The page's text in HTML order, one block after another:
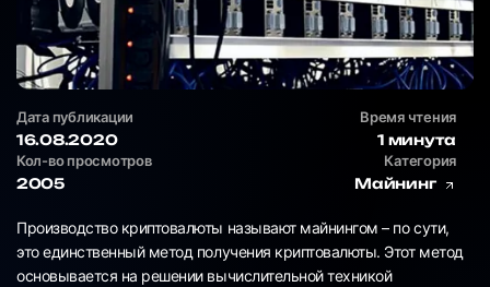
Дата публикации
16.08.2020
Время чтения
1 минута
Кол-во просмотров
2005
Категория
Майнинг
Производство криптовалюты называют майнингом – по сути,
это единственный метод получения криптовалюты. Этот метод
основывается на решении вычислительной техникой